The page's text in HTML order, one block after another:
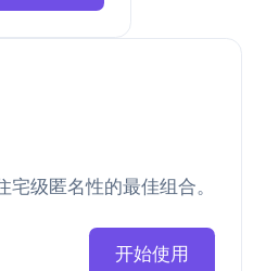
级匿名性的最佳组合。
开始使用